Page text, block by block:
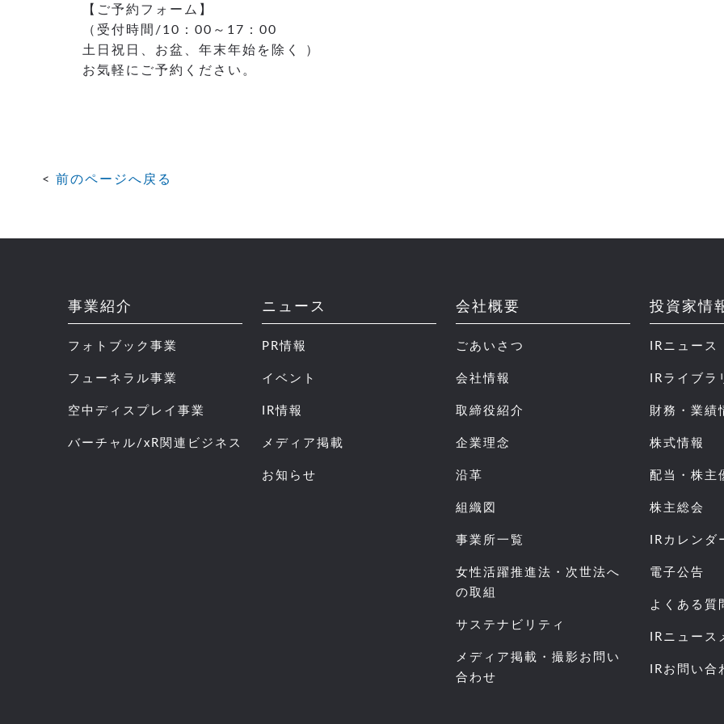
【ご予約フォーム】
（受付時間/10：00～17：00
土日祝日、お盆、年末年始を除く ）
お気軽にご予約ください。
前のページへ戻る
事業紹介
フォトブック事業
フューネラル事業
空中ディスプレイ事業
バーチャル/xR関連ビジネス
ニュース
PR情報
イベント
IR情報
メディア掲載
お知らせ
会社概要
ごあいさつ
会社情報
取締役紹介
企業理念
沿革
組織図
事業所一覧
女性活躍推進法・次世法へ
の取組
サステナビリティ
メディア掲載・撮影お問い
合わせ
投資家情
IRニュース
IRライブラ
財務・業績
株式情報
配当・株主
株主総会
IRカレンダ
電子公告
よくある質
IRニュース
IRお問い合